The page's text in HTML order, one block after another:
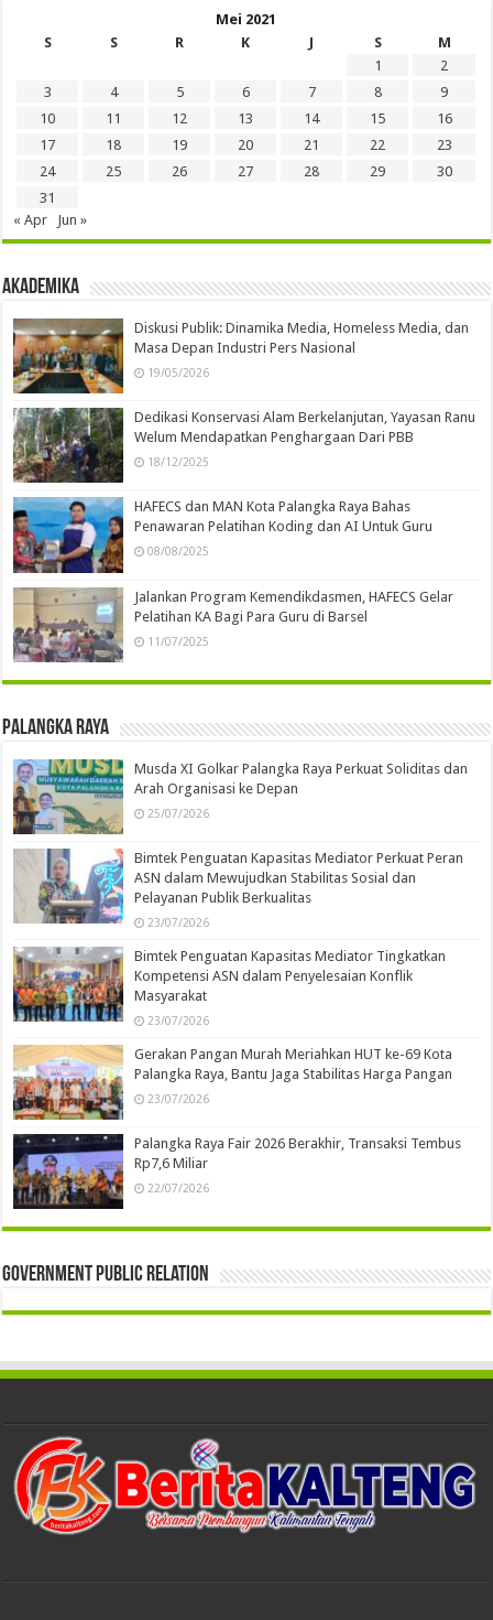
Mei 2021
S
S R K J S
M
1
2
3
4 5 6 7 8
9
10
11 12 13 14 15
16
17
18 19 20 21 22
23
24
25 26 27 28 29
30
31
« Apr
Jun »
Akademika
Diskusi Publik: Dinamika Media, Homeless Media, dan
Masa Depan Industri Pers Nasional
19/05/2026
Dedikasi Konservasi Alam Berkelanjutan, Yayasan Ranu
Welum Mendapatkan Penghargaan Dari PBB
18/12/2025
HAFECS dan MAN Kota Palangka Raya Bahas
Penawaran Pelatihan Koding dan AI Untuk Guru
08/08/2025
Jalankan Program Kemendikdasmen, HAFECS Gelar
Pelatihan KA Bagi Para Guru di Barsel
11/07/2025
Palangka Raya
Musda XI Golkar Palangka Raya Perkuat Soliditas dan
Arah Organisasi ke Depan
25/07/2026
Bimtek Penguatan Kapasitas Mediator Perkuat Peran
ASN dalam Mewujudkan Stabilitas Sosial dan
Pelayanan Publik Berkualitas
23/07/2026
Bimtek Penguatan Kapasitas Mediator Tingkatkan
Kompetensi ASN dalam Penyelesaian Konflik
Masyarakat
23/07/2026
Gerakan Pangan Murah Meriahkan HUT ke-69 Kota
Palangka Raya, Bantu Jaga Stabilitas Harga Pangan
23/07/2026
Palangka Raya Fair 2026 Berakhir, Transaksi Tembus
Rp7,6 Miliar
22/07/2026
Government Public Relation